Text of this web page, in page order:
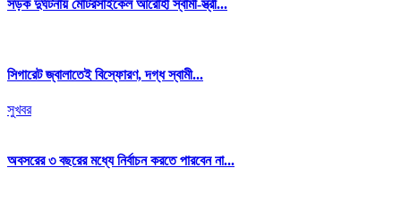
সড়ক দুর্ঘটনায় মোটরসাইকেল আরোহী স্বামী-স্ত্রী...
সিগারেট জ্বালাতেই বিস্ফোরণ, দগ্ধ স্বামী...
সুখবর
অবসরের ৩ বছরের মধ্যে নির্বাচন করতে পারবেন না...